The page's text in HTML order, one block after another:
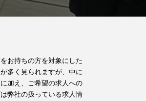
お持ちの方を対象にした
多く見られますが、中に
加え、ご希望の求人への
弊社の扱っている求人情